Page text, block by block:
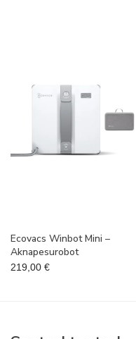
Ecovacs Winbot Mini –
Aknapesurobot
219,00 €